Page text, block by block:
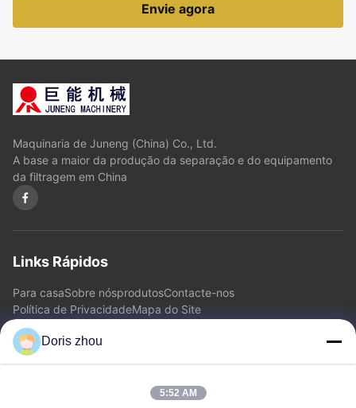
Envie agora
Maquinaria de Juneng (China) Co., Ltd.
A base a maior da produção da separação e do equipamento
da filtragem em China
Links Rápidos
Para casaSobre nósprodutosContacte-nos
Política de PrivacidadeMapa do Site
Contacte-nos
Endereço: Estrada de Chaoyang, cidade de Zhotie, cidade
Doris zhou
5:52 AM